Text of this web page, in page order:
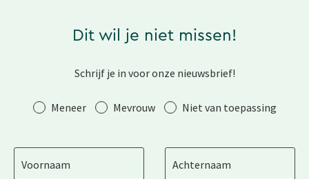
Dit wil je niet missen!
Schrijf je in voor onze nieuwsbrief!
AanhefMeneer Mevrouw Niet van toepassing
Voornaam Achternaam